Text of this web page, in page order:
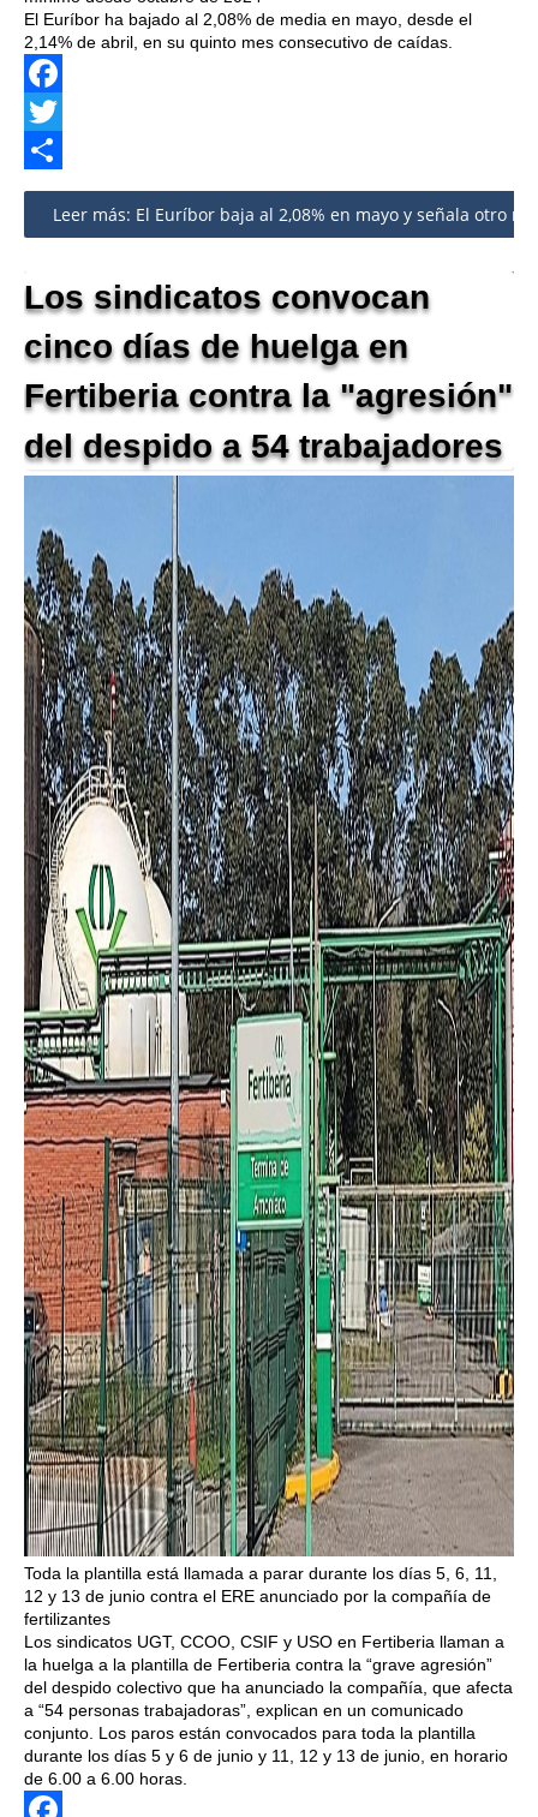
El Euríbor ha bajado al 2,08% de media en mayo, desde el
2,14% de abril, en su quinto mes consecutivo de caídas.
Facebook
Twitter
Share
Leer más: El Euríbor baja al 2,08% en mayo y señala otro
Los sindicatos convocan
cinco días de huelga en
Fertiberia contra la "agresión"
del despido a 54 trabajadores
Toda la plantilla está llamada a parar durante los días 5, 6, 11,
12 y 13 de junio contra el ERE anunciado por la compañía de
fertilizantes
Los sindicatos UGT, CCOO, CSIF y USO en Fertiberia llaman a
la huelga a la plantilla de Fertiberia contra la “grave agresión”
del despido colectivo que ha anunciado la compañía, que afecta
a “54 personas trabajadoras”, explican en un comunicado
conjunto. Los paros están convocados para toda la plantilla
durante los días 5 y 6 de junio y 11, 12 y 13 de junio, en horario
de 6.00 a 6.00 horas.